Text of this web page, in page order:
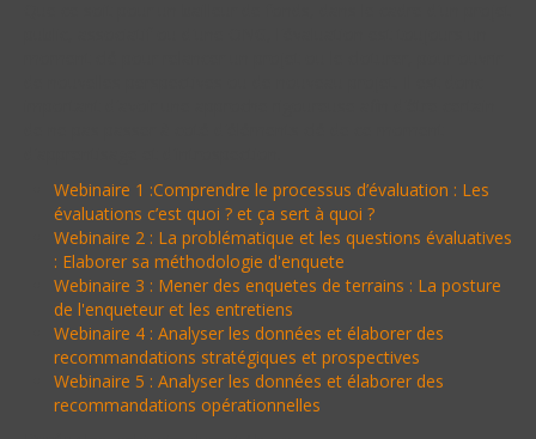
Webinaire 1 :Comprendre le processus d’évaluation : Les
évaluations c’est quoi ? et ça sert à quoi ?
Webinaire 2 : La problématique et les questions évaluatives
: Elaborer sa méthodologie d'enquete
Webinaire 3 : Mener des enquetes de terrains : La posture
de l'enqueteur et les entretiens
Webinaire 4 : Analyser les données et élaborer des
recommandations stratégiques et prospectives
Webinaire 5 : Analyser les données et élaborer des
recommandations opérationnelles